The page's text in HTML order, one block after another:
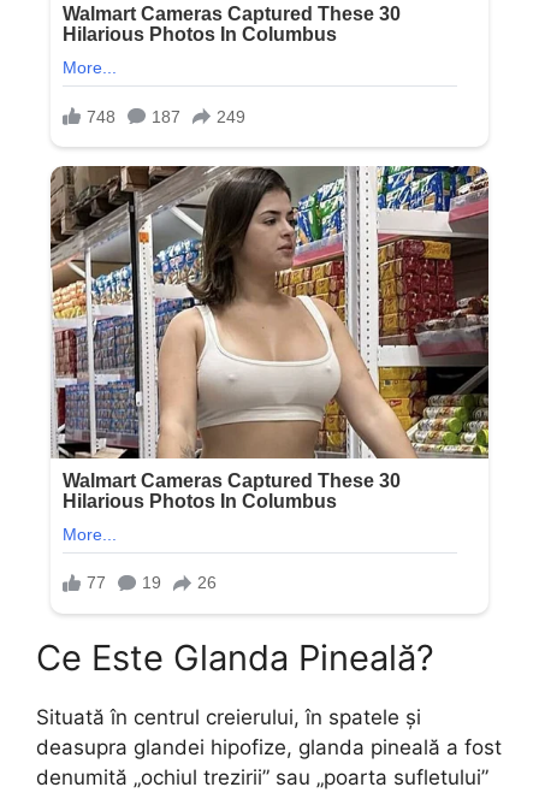
Ce Este Glanda Pineală?
Situată în centrul creierului, în spatele și
deasupra glandei hipofize, glanda pineală a fost
denumită „ochiul trezirii” sau „poarta sufletului”